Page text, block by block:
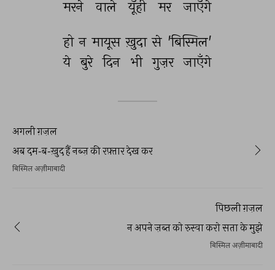
मरने
वाले यूँही मर जाएँगे
हो न मायूस ख़ुदा से 'बिस्मिल'
ये बुरे दिन भी गुज़र जाएँगे
अगली ग़ज़ल
अब दम-ब-ख़ुद हैं नब्ज़ की रफ़्तार देख कर
बिस्मिल अज़ीमाबादी
पिछली ग़ज़ल
न अपने ज़ब्त को रुस्वा करो सता के मुझे
बिस्मिल अज़ीमाबादी